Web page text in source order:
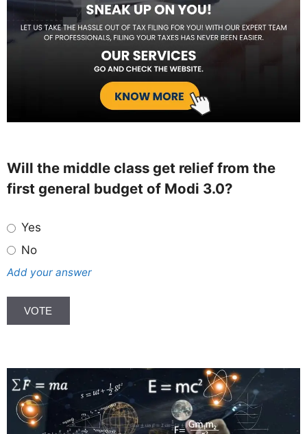
Will the middle class get relief from the
first general budget of Modi 3.0?
Yes
No
Add your answer